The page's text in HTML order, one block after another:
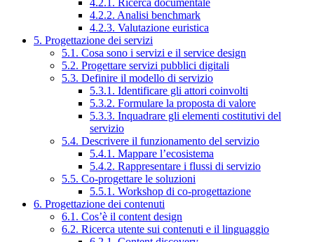
4.2.1. Ricerca documentale
4.2.2. Analisi benchmark
4.2.3. Valutazione euristica
5. Progettazione dei servizi
5.1. Cosa sono i servizi e il service design
5.2. Progettare servizi pubblici digitali
5.3. Definire il modello di servizio
5.3.1. Identificare gli attori coinvolti
5.3.2. Formulare la proposta di valore
5.3.3. Inquadrare gli elementi costitutivi del
servizio
5.4. Descrivere il funzionamento del servizio
5.4.1. Mappare l’ecosistema
5.4.2. Rappresentare i flussi di servizio
5.5. Co-progettare le soluzioni
5.5.1. Workshop di co-progettazione
6. Progettazione dei contenuti
6.1. Cos’è il content design
6.2. Ricerca utente sui contenuti e il linguaggio